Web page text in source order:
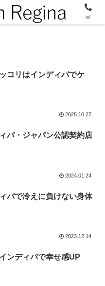
コリはインディバでケ
2025.10.27
バ・ジャパン公認契約店
2024.01.24
バで冷えに負けない身体
2023.12.14
ンディバで幸せ感UP
tel